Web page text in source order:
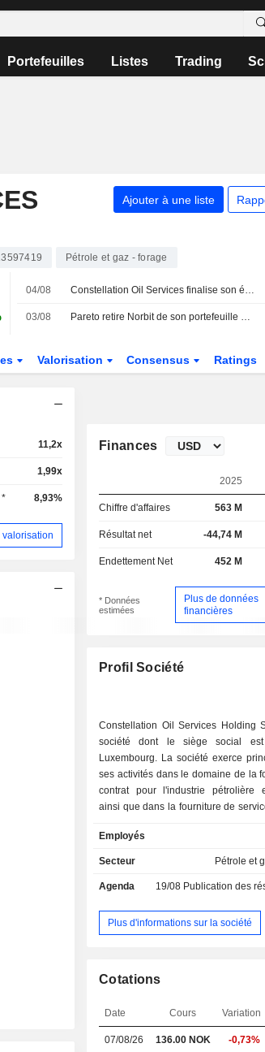
Portefeuilles Listes Trading
Ajouter à une liste
Pétrole et gaz - forage
04/08 Constellation Oil Services finalise son émission d'obligations sécurisées de premier rang à échéance 2033
03/08 Pareto retire Norbit de son portefeuille mensuel norvégien
Valorisation Consensus Ratings
11,2x
1,99x
* 8,93%
valorisation
Finances
2025
Chiffre d'affaires 563 M
Résultat net -44,74 M
Endettement Net 452 M
* Données
estimées
Plus de données
financières
Profil Société
Constellation Oil Services Holding
société dont le siège social
Luxembourg. La société exerce
ses activités dans le domaine de la
contrat pour l'industrie pétrolière
ainsi que dans la fourniture de
de déchargement (FPSO)
l'exploration et à la production.
développement d'activités
offshore et de plates-formes semi-
pouvant opérer à une profondeur
technologiques à l'industrie
établissant des relations de
participe également à la recherche et
Employés
Secteur Pétrole et
Agenda 19/08 Publication des résultats
Plus d'informations sur la société
Cotations
Date Cours Variation
07/08/26 136.00NOK -0,73%